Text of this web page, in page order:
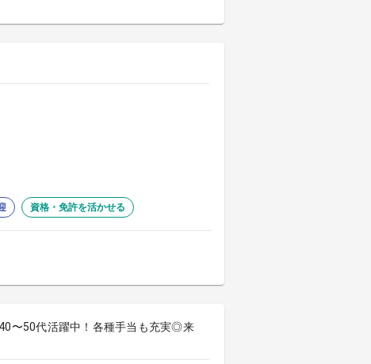
資格・免許を活かせる
〜50代活躍中！各種手当も充実◎来